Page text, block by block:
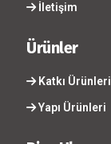
İletişim
Ürünler
Katkı Ürünleri
Yapı Ürünleri